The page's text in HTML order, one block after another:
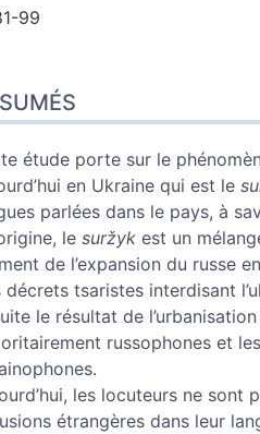
99
cet article
étude porte sur le
en Ukraine qui est le
parlées dans le pays, à
le suržyk est un
de l’expansion du russe
décrets tsaristes interdisant
le résultat de
russophones et
les locuteurs ne sont
étrangères dans leur